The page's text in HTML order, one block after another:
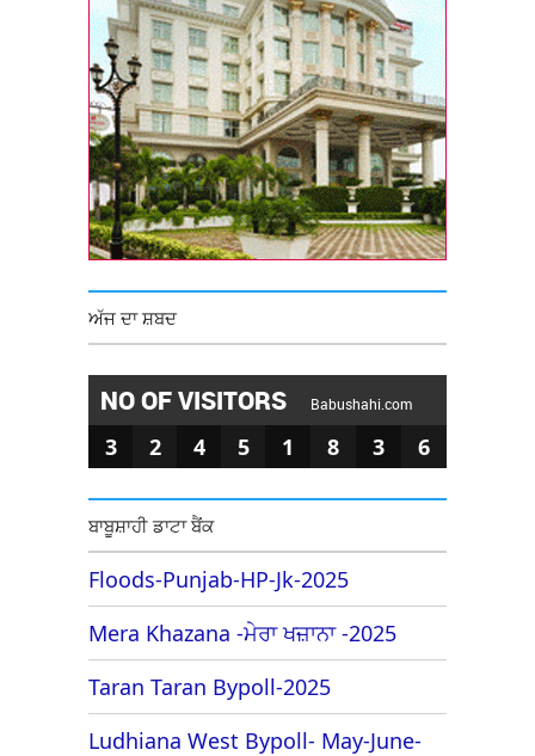
ਅੱਜ ਦਾ ਸ਼ਬਦ
NO OF VISITORS Babushahi.com
3 2 4 5 1 8 3 6
ਬਾਬੂਸ਼ਾਹੀ ਡਾਟਾ ਬੈਂਕ
Floods-Punjab-HP-Jk-2025
Mera Khazana -ਮੇਰਾ ਖਜ਼ਾਨਾ -2025
Taran Taran Bypoll-2025
Ludhiana West Bypoll- May-June-